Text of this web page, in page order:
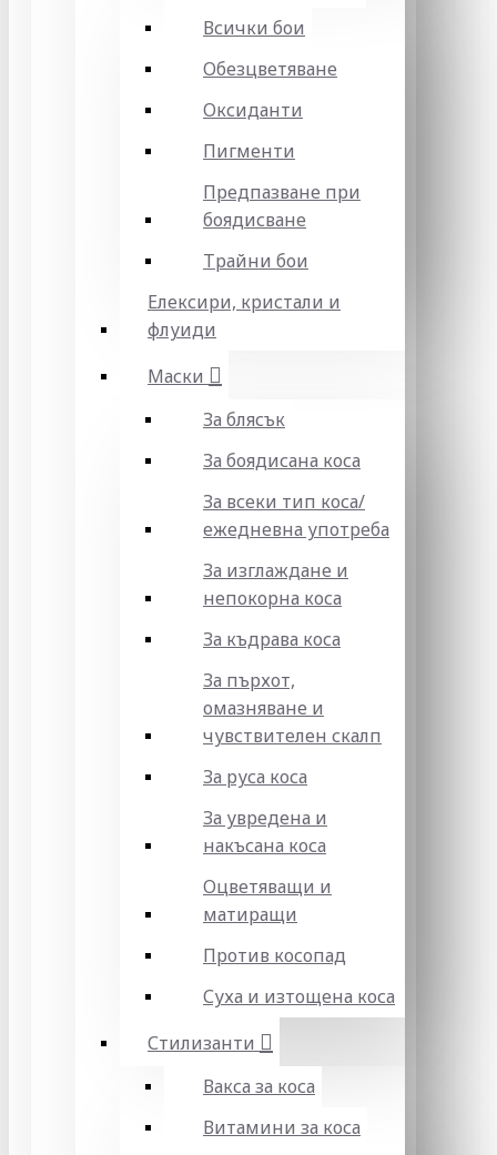
Всички бои
Обезцветяване
Оксиданти
Пигменти
Предпазване при
боядисване
Трайни бои
Елексири, кристали и
флуиди
Маски
За блясък
За боядисана коса
За всеки тип коса/
ежедневна употреба
За изглаждане и
непокорна коса
За къдрава коса
За пърхот,
омазняване и
чувствителен скалп
За руса коса
За увредена и
накъсана коса
Оцветяващи и
матиращи
Против косопад
Суха и изтощена коса
Стилизанти
Вакса за коса
Витамини за коса